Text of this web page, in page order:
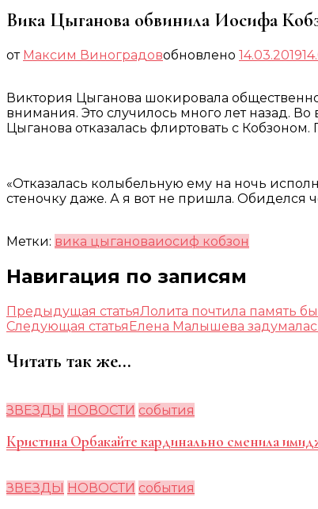
Вика Цыганова обвинила Иосифа
от Максим Виноградовобновлено 14.03.2019
Виктория Цыганова шокировала
внимания. Это случилось много лет назад.
Цыганова отказалась флиртовать с
«Отказалась колыбельную ему на ночь
стеночку даже. А я вот не пришла. Обиделся
Метки: вика цыгановаиосиф кобзон
Навигация по записям
Предыдущая статьяЛолита почтила память
Следующая статьяЕлена Малышева
Читать так же...
ЗВЕЗДЫ НОВОСТИ события
Кристина Орбакайте кардинально сменила
ЗВЕЗДЫ НОВОСТИ события